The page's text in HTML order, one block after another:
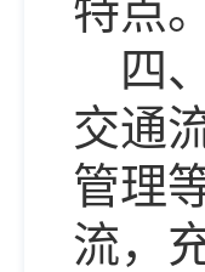
特点
四
交通
管理
流，